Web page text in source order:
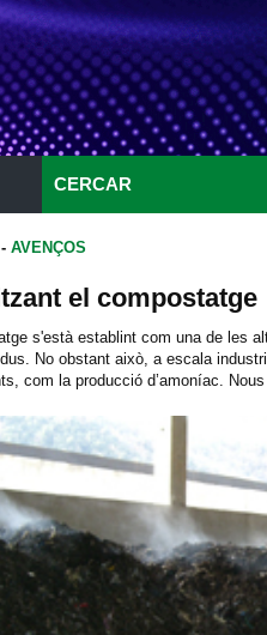
CERCAR
- AVENÇOS
el compostatge
s'està establint com una de les
No obstant això, a escala
com la producció d’amoníac.